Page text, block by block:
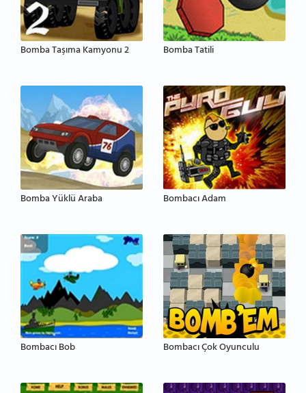
Bomba Taşıma Kamyonu 2 Bomba Tatili
Bomba Yüklü Araba Bombacı Adam
Bombacı Bob Bombacı Çok Oyunculu